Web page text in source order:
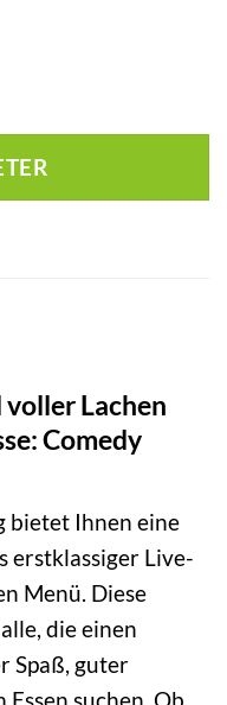
voller Lachen
Comedy
bietet Ihnen eine
erstklassiger Live-
Menü. Diese
die einen
Spaß, guter